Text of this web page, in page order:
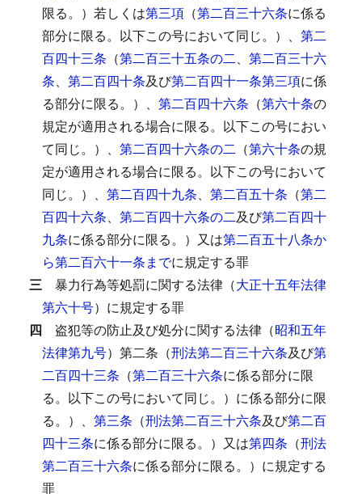
限る。）若しくは第三項 （第二百三十六条に係る
部分に限る。以下この号において同じ。）、 第二
百四十三条 （第二百三十五条の二、 第二百三十六
条、 第二百四十条及び第二百四十一条第三項に係
る部分に限る。）、 第二百四十六条 （第六十条の
規定が適用される場合に限る。以下この号におい
て同じ。）、 第二百四十六条の二 （第六十条の規
定が適用される場合に限る。以下この号において
同じ。）、 第二百四十九条、 第二百五十条 （第二
百四十六条、 第二百四十六条の二及び第二百四十
九条に係る部分に限る。）又は第二百五十八条か
ら第二百六十一条までに規定する罪
三 暴力行為等処罰に関する法律（大正十五年法律
第六十号）に規定する罪
四 盗犯等の防止及び処分に関する法律（昭和五年
法律第九号）第二条（刑法第二百三十六条及び第
二百四十三条 （第二百三十六条に係る部分に限
る。以下この号において同じ。）に係る部分に限
る。）、 第三条 （刑法第二百三十六条及び第二百
四十三条に係る部分に限る。）又は第四条 （刑法
第二百三十六条に係る部分に限る。）に規定する
罪